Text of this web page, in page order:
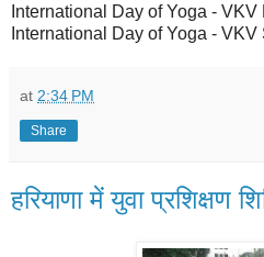
International Day of Yoga - VKV
International Day of Yoga - VKV
at 2:34 PM
Share
हरियाणा में युवा प्रशिक्षण